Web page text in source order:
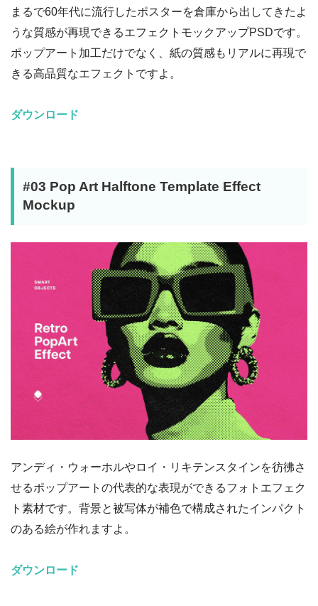
まるで60年代に流行したポスターを倉庫から出してきたよ
うな質感が再現できるエフェクトモックアップPSDです。
ポップアート加工だけでなく、紙の質感もリアルに再現で
きる高品質なエフェクトですよ。
ダウンロード
#03 Pop Art Halftone Template Effect
Mockup
アンディ・ウォーホルやロイ・リキテンスタインを彷彿さ
せるポップアートの代表的な表現ができるフォトエフェク
ト素材です。背景と被写体が補色で構成されたインパクト
のある絵が作れますよ。
ダウンロード